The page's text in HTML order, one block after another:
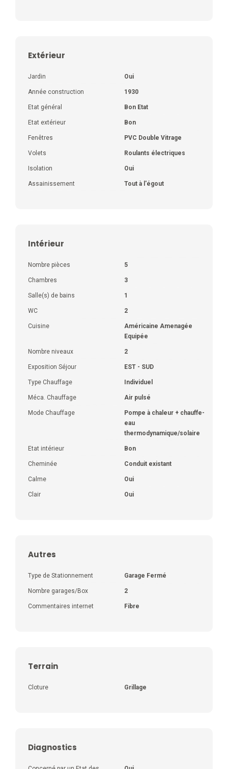
Extérieur
Jardin Oui
Année construction 1930
Etat général Bon Etat
Etat extérieur Bon
Fenêtres PVC Double Vitrage
Volets Roulants électriques
Isolation Oui
Assainissement Tout à l'égout
Intérieur
Nombre pièces 5
Chambres 3
Salle(s) de bains 1
WC 2
Cuisine
Américaine Amenagée
Equipée
Nombre niveaux 2
Exposition Séjour EST - SUD
Type Chauffage Individuel
Méca. Chauffage Air pulsé
Mode Chauffage
Pompe à chaleur + chauffe-
eau
thermodynamique/solaire
Etat intérieur Bon
Cheminée Conduit existant
Calme Oui
Clair Oui
Autres
Type de Stationnement Garage Fermé
Nombre garages/Box 2
Commentaires internet Fibre
Terrain
Cloture Grillage
Diagnostics